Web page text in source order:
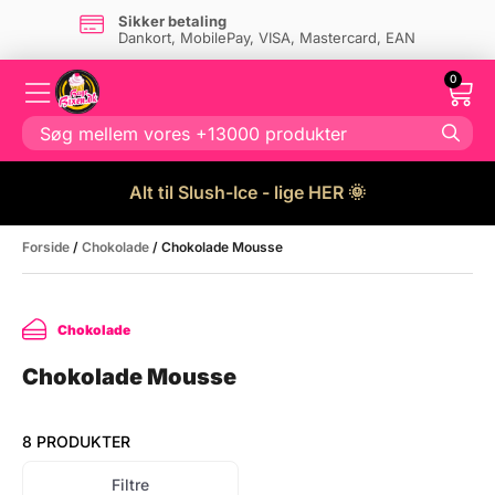
Sikker betaling
Dankort, MobilePay, VISA, Mastercard, EAN
0
Alt til Slush-Ice - lige HER 🌞
Forside / Chokolade / Chokolade Mousse
Chokolade
Chokolade Mousse
8 PRODUKTER
Filtre